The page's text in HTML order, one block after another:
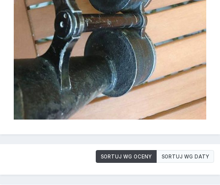
SORTUJ WG OCENY SORTUJ WG DATY